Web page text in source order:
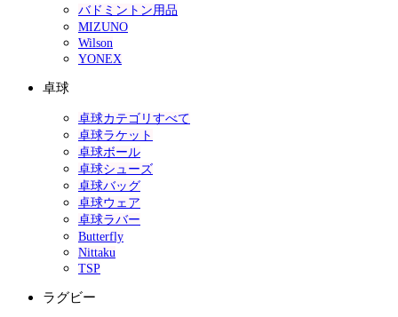
バドミントン用品
MIZUNO
Wilson
YONEX
卓球
卓球カテゴリすべて
卓球ラケット
卓球ボール
卓球シューズ
卓球バッグ
卓球ウェア
卓球ラバー
Butterfly
Nittaku
TSP
ラグビー